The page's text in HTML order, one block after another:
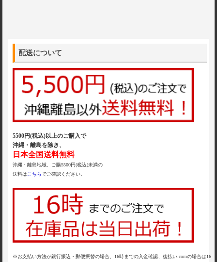
配送について
5500円(税込)以上のご購入で
沖縄・離島を除き、
日本全国送料無料
沖縄・離島地域、ご購5500円(税込)未満の
送料はこちらでご確認ください。
※お支払い方法が銀行振込・郵便振替の場合、16時までの入金確認、後払い.comの場合は16